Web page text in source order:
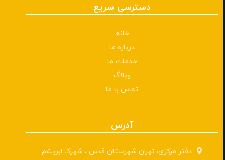
دسترسی سریع
خانه
درباره ما
خدمات ما
وبلاگ
تماس با ما
آدرس
دفتر مرکزی، تهران شهرستان قدس ، شهرک ابریشم